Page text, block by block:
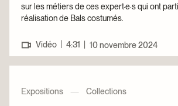
sur les métiers de ces expert·e·s qui ont
réalisation de Bals costumés.
Vidéo 4:31 10 novembre 2024
Expositions — Collections